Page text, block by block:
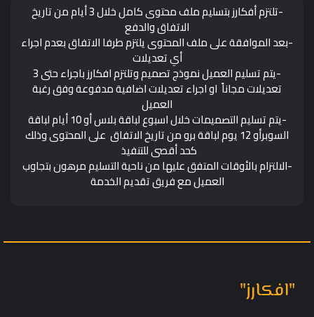
-تلتزم أفكارز بتسليم ملف محتوى كامل خلال 3 أيام من تاريخ
الاتفاق والدفع
-بعد الموافقة على ملف المحتوى يلتزم طرفا الاتفاق بعدم اجراء
أي تعديلات
-يتم تسليم العميل نموذج تصميم وتلتزم افكارز باجراء حتى 3
تعديلات مجاناً او اجراء تعديلات اضافية مدفوعة وفق رغبة
العميل
-يتم تسليم التصميمات خلال اسبوع لباقة بلاس أو 10 أيام لباقة
السوبرأو 12 يوم لباقة برو من تاريخ الاتفاق على المحتوى وذلك
كحد أقصى للتنفيذ
-الالتزام بالأوقات المتفق عليها من ناحية التسليم مرهون بتجاوب
العميل مع فريق تقديم الخدمة
"افكارز"